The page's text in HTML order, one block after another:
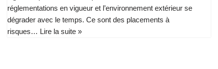
réglementations en vigueur et l’environnement extérieur se
dégrader avec le temps. Ce sont des placements à
risques… Lire la suite »